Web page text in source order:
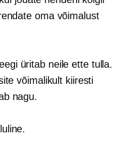
oma võimalust
üritab neile ette tulla.
võimalikult kiiresti
nagu.